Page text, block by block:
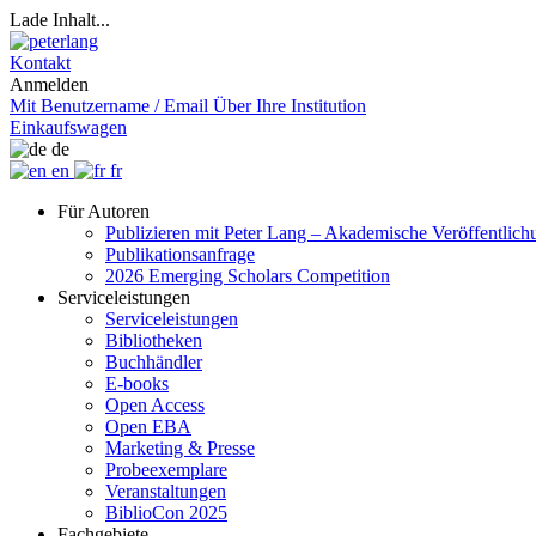
Lade Inhalt...
Kontakt
Anmelden
Mit Benutzername / Email Über Ihre Institution
Einkaufswagen
de
en
fr
Für Autoren
Publizieren mit Peter Lang – Akademische
Publikationsanfrage
2026 Emerging Scholars Competition
Serviceleistungen
Serviceleistungen
Bibliotheken
Buchhändler
E-books
Open Access
Open EBA
Marketing & Presse
Probeexemplare
Veranstaltungen
BiblioCon 2025